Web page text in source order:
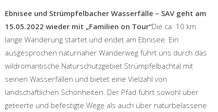
Ebnisee und Strümpfelbacher Wasserfälle – SAV geht am
15.05.2022 wieder mit „Familien on Tour“Die ca. 10 km
lange Wanderung startet und endet am Ebnisee. Ein
ausgesprochen naturnaher Wanderweg führt uns durch das
wildromantische Naturschutzgebiet Strümpfelbachtal mit
seinen Wasserfällen und bietet eine Vielzahl von
landschaftlichen Schönheiten. Der Pfad führt sowohl über
geteerte und befestigte Wege als auch über naturbelassene